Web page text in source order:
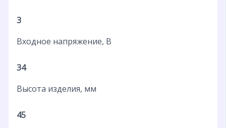
3
Входное напряжение, В
34
Высота изделия, мм
45